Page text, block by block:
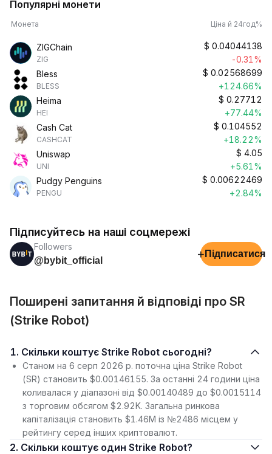
Популярні монети
Монета Ціна й 24год%
ZIGChain
ZIG
$ 0.04044138
-0.31%
Bless
BLESS
$ 0.02568699
+124.66%
Heima
HEI
$ 0.27712
+77.44%
Cash Cat
CASHCAT
$ 0.104552
+18.22%
Uniswap
UNI
$ 4.05
+5.61%
Pudgy Penguins
PENGU
$ 0.00622469
+2.84%
Підписуйтесь на наші соцмережі
Followers
@bybit_official
+ Підписатися
Поширені запитання й відповіді про SR
(Strike Robot)
1. Скільки коштує Strike Robot сьогодні?
Станом на 6 серп 2026 р. поточна ціна Strike Robot
(SR) становить $0.00146155. За останні 24 години ціна
коливалася у діапазоні від $0.00140489 до $0.0015114
з торговим обсягом $2.92K. Загальна ринкова
капіталізація становить $1.46M із №2486 місцем у
рейтингу серед інших криптовалют.
2. Скільки коштує один Strike Robot?